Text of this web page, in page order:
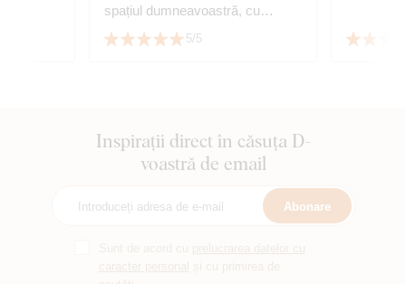
spațiul dumneavoastră, cu
siguranță recomand.
5/5
Inspirații direct în căsuța D-
voastră de email
Abonare